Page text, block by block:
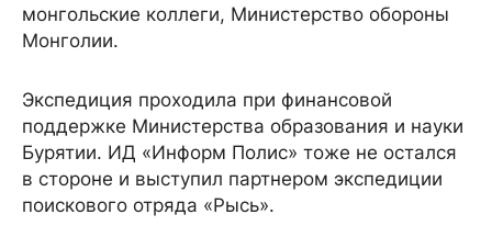
монгольские коллеги, Министерство обороны
Монголии.
Экспедиция проходила при финансовой
поддержке Министерства образования и науки
Бурятии. ИД «Информ Полис» тоже не остался
в стороне и выступил партнером экспедиции
поискового отряда «Рысь».